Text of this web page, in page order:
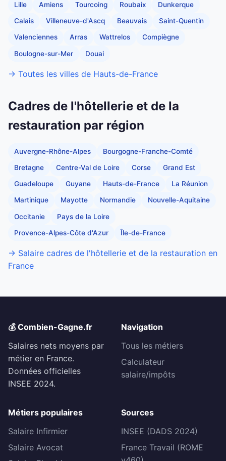
Lille Amiens Tourcoing Roubaix Dunkerque
Calais Villeneuve-d'Ascq Beauvais Saint-Quentin
Valenciennes Arras Wattrelos Compiègne
Boulogne-sur-Mer Douai
→ Toutes les villes de Hauts-de-France
Cadres de l'hôtellerie et de la
restauration par région
Auvergne-Rhône-Alpes Bourgogne-Franche-Comté
Bretagne Centre-Val de Loire Corse Grand Est
Guadeloupe Guyane Hauts-de-France La Réunion
Martinique Mayotte Normandie Nouvelle-Aquitaine
Occitanie Pays de la Loire
Provence-Alpes-Côte d'Azur Île-de-France
→ Salaire cadres de l'hôtellerie et de la restauration en
France
💰 Combien-Gagne.fr
Salaires nets moyens par
métier en France.
Données officielles
INSEE 2024.
Navigation
Tous les métiers
Calculateur
salaire/impôts
Métiers populaires
Salaire Infirmier
Salaire Avocat
Sources
INSEE (DADS 2024)
France Travail (ROME